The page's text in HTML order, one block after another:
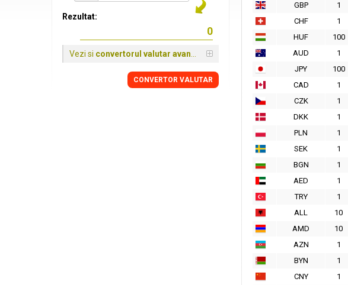
GBP
1
CHF
1
HUF
100
AUD
1
JPY
100
CAD
1
CZK
1
DKK
1
PLN
1
SEK
1
BGN
1
AED
1
TRY
1
ALL
10
AMD
10
AZN
1
BYN
1
CNY
1
Rezultat:
Vezi si convertorul valutar avansat
CONVERTOR VALUTAR